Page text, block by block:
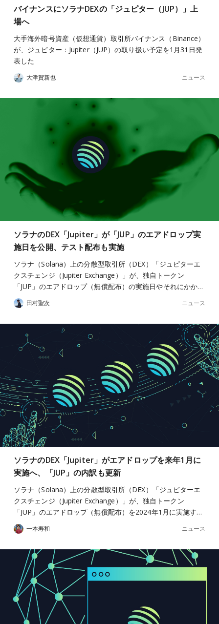
バイナンスにソラナDEXの「ジュピター（JUP）」上
場へ
大手海外暗号資産（仮想通貨）取引所バイナンス（Binance）
が、ジュピター：Jupiter（JUP）の取り扱い予定を1月31日発
表した
大津賀新也 ニュース
ソラナのDEX「Jupiter」が「JUP」のエアドロップ実
施日を公開、テスト配布も実施
ソラナ（Solana）上の分散型取引所（DEX）「ジュピターエ
クスチェンジ（Jupiter Exchange）」が、独自トークン
「JUP」のエアドロップ（無償配布）の実施日やそれにかか…
田村聖次 ニュース
ソラナのDEX「Jupiter」がエアドロップを来年1月に
実施へ、「JUP」の内訳も更新
ソラナ（Solana）上の分散型取引所（DEX）「ジュピターエ
クスチェンジ（Jupiter Exchange）」が、独自トークン
「JUP」のエアドロップ（無償配布）を2024年1月に実施す…
一本寿和 ニュース